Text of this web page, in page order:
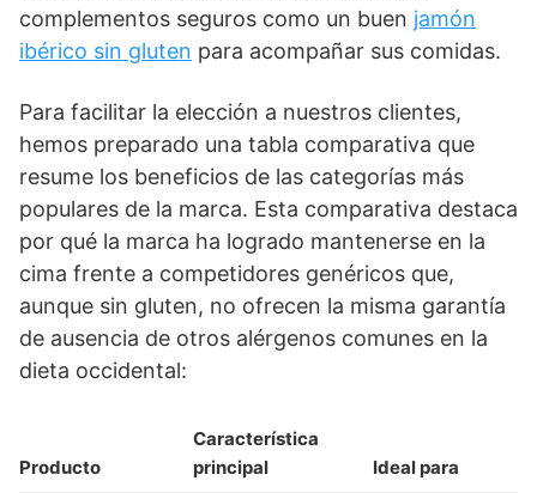
complementos seguros como un buen jamón
ibérico sin gluten para acompañar sus comidas.
Para facilitar la elección a nuestros clientes,
hemos preparado una tabla comparativa que
resume los beneficios de las categorías más
populares de la marca. Esta comparativa destaca
por qué la marca ha logrado mantenerse en la
cima frente a competidores genéricos que,
aunque sin gluten, no ofrecen la misma garantía
de ausencia de otros alérgenos comunes en la
dieta occidental:
Producto
Característica
principal
Ideal para